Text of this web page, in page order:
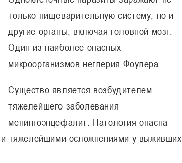
только пищеварительную систему, но и
другие органы, включая головной мозг.
Один из наиболее опасных
микроорганизмов неглерия Фоулера.
Существо является возбудителем
тяжелейшего заболевания
менингоэнцефалит. Патология опасна
и тяжелейшими осложнениями у выживших